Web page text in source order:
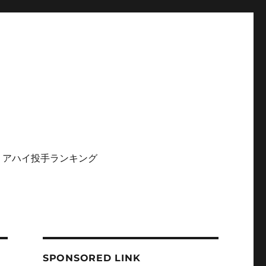
ハイ投手ランキング
SPONSORED LINK